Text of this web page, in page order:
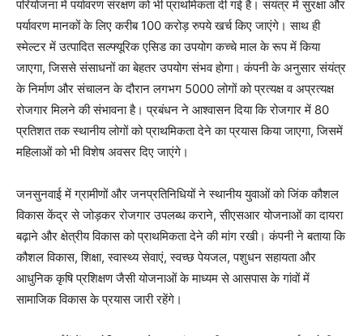
परियोजना में पर्यावरण संरक्षण को भी प्राथमिकता दी गई है। संयंत्र में सुरक्षा और
पर्यावरण मानकों के लिए करीब 100 करोड़ रुपये खर्च किए जाएंगे। साथ ही
स्मेल्टर में उत्पादित सल्फ्यूरिक एसिड का उपयोग कच्चे माल के रूप में किया
जाएगा, जिससे संसाधनों का बेहतर उपयोग संभव होगा। कंपनी के अनुसार संयंत्र
के निर्माण और संचालन के दौरान लगभग 5000 लोगों को प्रत्यक्ष व अप्रत्यक्ष
रोजगार मिलने की संभावना है। प्रबंधन ने आश्वासन दिया कि रोजगार में 80
प्रतिशत तक स्थानीय लोगों को प्राथमिकता देने का प्रयास किया जाएगा, जिसमें
महिलाओं को भी विशेष अवसर दिए जाएंगे।
जनसुनवाई में ग्रामीणों और जनप्रतिनिधियों ने स्थानीय युवाओं को जिंक कौशल
विकास केंद्र से जोड़कर रोजगार उपलब्ध कराने, सीएसआर योजनाओं का दायरा
बढ़ाने और क्षेत्रीय विकास को प्राथमिकता देने की मांग रखी। कंपनी ने बताया कि
कौशल विकास, शिक्षा, स्वास्थ्य सेवाएं, स्वच्छ पेयजल, पशुधन सहायता और
आधुनिक कृषि प्रशिक्षण जैसी योजनाओं के माध्यम से आसपास के गांवों में
सामाजिक विकास के प्रयास जारी रहेंगे।